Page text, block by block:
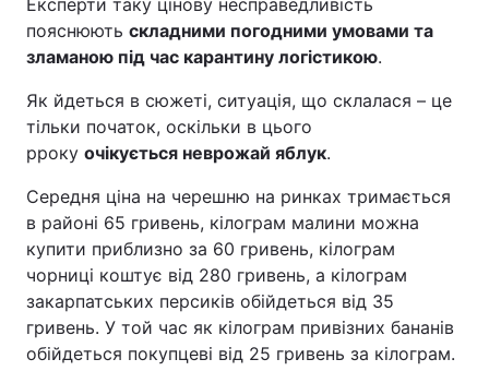
Експерти таку цінову несправедливість
пояснюють складними погодними умовами та
зламаною під час карантину логістикою.
Як йдеться в сюжеті, ситуація, що склалася – це
тільки початок, оскільки в цього
рроку очікується неврожай яблук.
Середня ціна на черешню на ринках тримається
в районі 65 гривень, кілограм малини можна
купити приблизно за 60 гривень, кілограм
чорниці коштує від 280 гривень, а кілограм
закарпатських персиків обійдеться від 35
гривень. У той час як кілограм привізних бананів
обійдеться покупцеві від 25 гривень за кілограм.